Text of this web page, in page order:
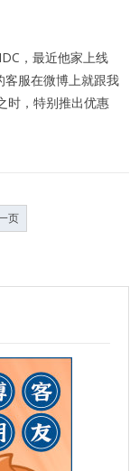
，最近他家上线
客服在微博上就跟我
时，特别推出优惠
页